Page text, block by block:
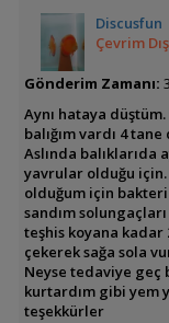
Discusfun
Çevrim
Gönderim Zamanı:
Aynı hataya düştüm.
balığım vardı 4
Aslında balıklarıda
yavrular olduğu
olduğum için bakteri
sandım solungaçları
teşhis koyana kadar
çekerek sağa sola
Neyse tedaviye geç
kurtardım gibi yem
teşekkürler